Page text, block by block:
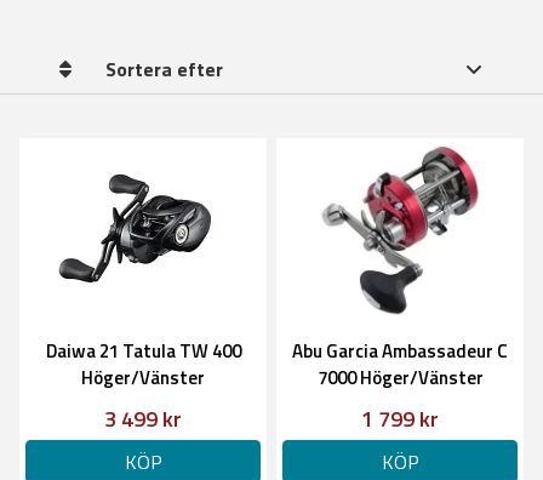
Sortera efter
Daiwa 21 Tatula TW 400
Höger/Vänster
3 499 kr
KÖP
Abu Garcia Ambassadeur C
7000 Höger/Vänster
1 799 kr
KÖP